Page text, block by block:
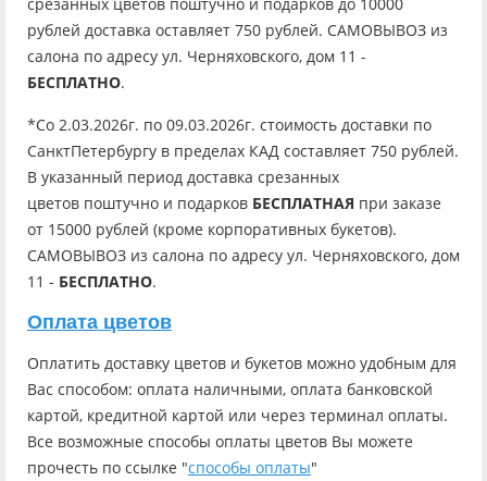
рублей доставка оставляет 750 рублей. САМОВЫВОЗ из
салона по адресу ул. Черняховского, дом 11 -
БЕСПЛАТНО.
*Со 2.03.2026г. по 09.03.2026г. стоимость доставки по
СанктПетербургу в пределах КАД составляет 750 рублей.
В указанный период доставка срезанных
цветов поштучно и подарков БЕСПЛАТНАЯ при заказе
от 15000 рублей (кроме корпоративных букетов).
САМОВЫВОЗ из салона по адресу ул. Черняховского, дом
11 - БЕСПЛАТНО.
Оплата цветов
Оплатить доставку цветов и букетов можно удобным для
Вас способом: оплата наличными, оплата банковской
картой, кредитной картой или через терминал оплаты.
Все возможные способы оплаты цветов Вы можете
прочесть по ссылке "способы оплаты"